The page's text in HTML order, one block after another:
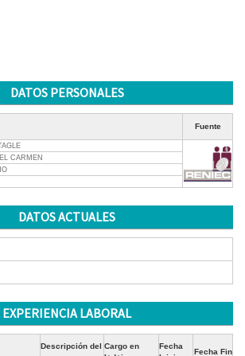
DATOS PERSONALES
Fuente
CARMEN
DATOS ACTUALES
EXPERIENCIA LABORAL
Descripción del Cargo en
Fecha
Fecha Fin